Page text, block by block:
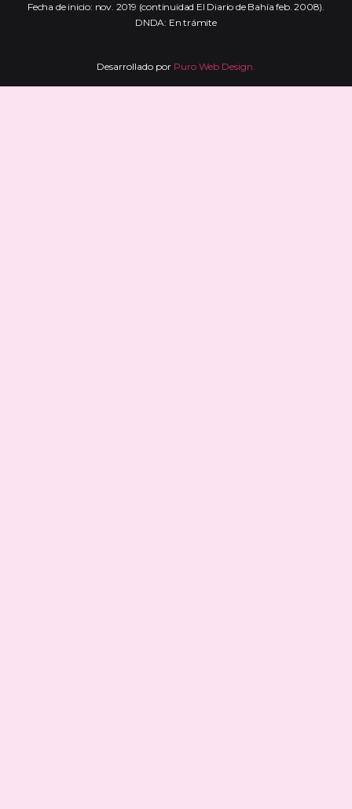
Fecha de inicio: nov. 2019 (continuidad El Diario de Bahía feb. 2008).
DNDA: En trámite
Desarrollado por Puro Web Design.